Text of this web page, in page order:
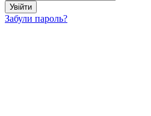
Увійти
Забули пароль?